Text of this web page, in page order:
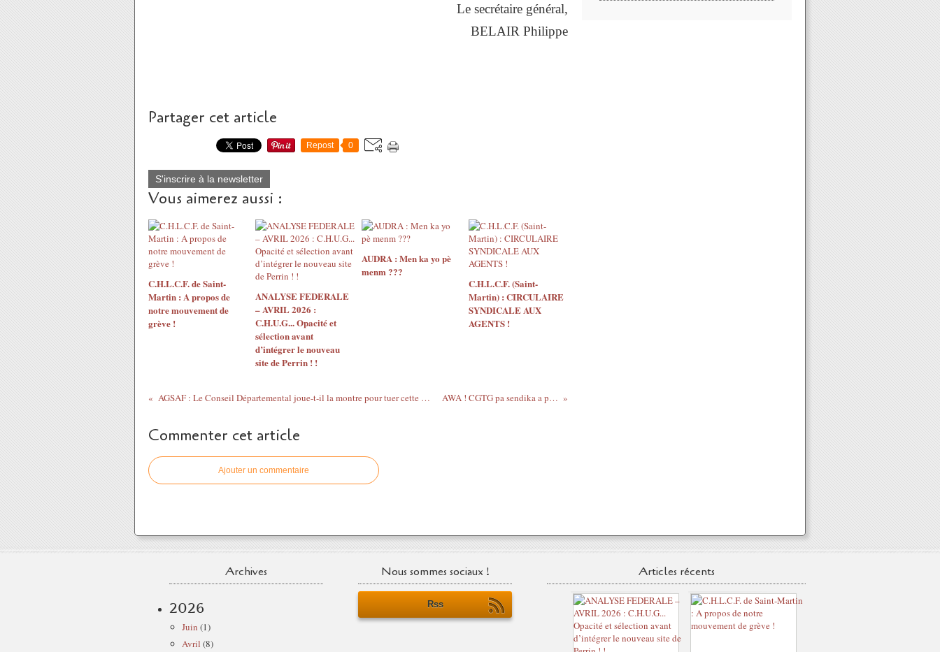
Le secrétaire général,
BELAIR Philippe
Partager cet article
Repost 0
S'inscrire à la newsletter
Vous aimerez aussi :
C.H.L.C.F. de Saint-
Martin : A propos de
notre mouvement de
grève !
ANALYSE FEDERALE
– AVRIL 2026 :
C.H.U.G... Opacité et
sélection avant
d’intégrer le nouveau
site de Perrin ! !
AUDRA : Men ka yo pè
menm ???
C.H.L.C.F. (Saint-
Martin) : CIRCULAIRE
SYNDICALE AUX
AGENTS !
AGSAF : Le Conseil Départemental joue-t-il la montre pour tuer cette association ? AWA ! CGTG pa sendika a patwon.
Commenter cet article
Ajouter un commentaire
Archives
2026
Juin (1)
Avril (8)
Nous sommes sociaux !
Rss
Articles récents